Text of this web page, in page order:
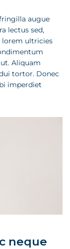
augue
lectus sed,
lorem ultricies
Aliquam
tortor. Donec
imperdiet
neque